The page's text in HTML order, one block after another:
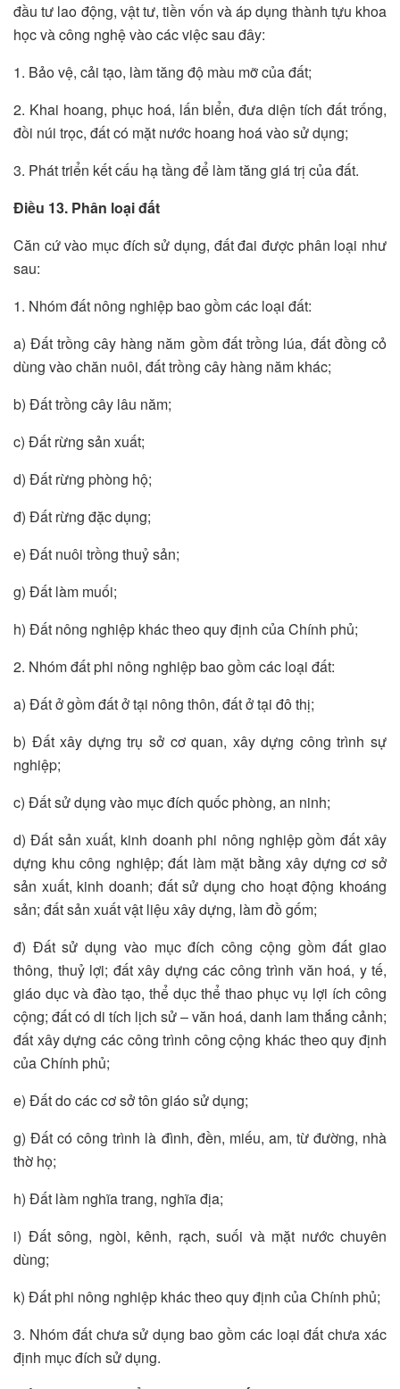
đầu tư lao động, vật tư, tiền vốn và áp dụng thành tựu khoa
học và công nghệ vào các việc sau đây:
1. Bảo vệ, cải tạo, làm tăng độ màu mỡ của đất;
2. Khai hoang, phục hoá, lấn biển, đưa diện tích đất trống,
đồi núi trọc, đất có mặt nước hoang hoá vào sử dụng;
3. Phát triển kết cấu hạ tầng để làm tăng giá trị của đất.
Điều 13. Phân loại đất
Căn cứ vào mục đích sử dụng, đất đai được phân loại như
sau:
1. Nhóm đất nông nghiệp bao gồm các loại đất:
a) Đất trồng cây hàng năm gồm đất trồng lúa, đất đồng cỏ
dùng vào chăn nuôi, đất trồng cây hàng năm khác;
b) Đất trồng cây lâu năm;
c) Đất rừng sản xuất;
d) Đất rừng phòng hộ;
đ) Đất rừng đặc dụng;
e) Đất nuôi trồng thuỷ sản;
g) Đất làm muối;
h) Đất nông nghiệp khác theo quy định của Chính phủ;
2. Nhóm đất phi nông nghiệp bao gồm các loại đất:
a) Đất ở gồm đất ở tại nông thôn, đất ở tại đô thị;
b) Đất xây dựng trụ sở cơ quan, xây dựng công trình sự
nghiệp;
c) Đất sử dụng vào mục đích quốc phòng, an ninh;
d) Đất sản xuất, kinh doanh phi nông nghiệp gồm đất xây
dựng khu công nghiệp; đất làm mặt bằng xây dựng cơ sở
sản xuất, kinh doanh; đất sử dụng cho hoạt động khoáng
sản; đất sản xuất vật liệu xây dựng, làm đồ gốm;
đ) Đất sử dụng vào mục đích công cộng gồm đất giao
thông, thuỷ lợi; đất xây dựng các công trình văn hoá, y tế,
giáo dục và đào tạo, thể dục thể thao phục vụ lợi ích công
cộng; đất có di tích lịch sử – văn hoá, danh lam thắng cảnh;
đất xây dựng các công trình công cộng khác theo quy định
của Chính phủ;
e) Đất do các cơ sở tôn giáo sử dụng;
g) Đất có công trình là đình, đền, miếu, am, từ đường, nhà
thờ họ;
h) Đất làm nghĩa trang, nghĩa địa;
i) Đất sông, ngòi, kênh, rạch, suối và mặt nước chuyên
dùng;
k) Đất phi nông nghiệp khác theo quy định của Chính phủ;
3. Nhóm đất chưa sử dụng bao gồm các loại đất chưa xác
định mục đích sử dụng.